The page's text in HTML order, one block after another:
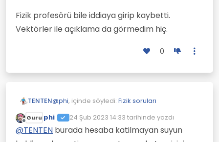
Fizik profesörü bile iddiaya girip kaybetti.
Vektörler ile açıklama da görmedim hiç.
0
TENTEN@phi, içinde söyledi: Fizik soruları
@TENTENneden ruzgar hizindan uc kat
Çevrimdışı
Guru phi 24 Şub 2023 14:33 tarihinde yazdı
Son düzenleyen:
@TENTEN burada hesaba katilmayan suyun